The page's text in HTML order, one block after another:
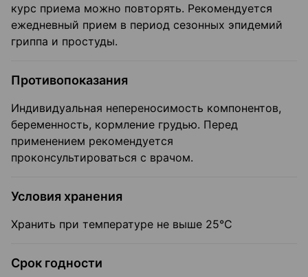
курс приема можно повторять. Рекомендуется
ежедневный прием в период сезонных эпидемий
гриппа и простуды.
Противопоказания
Индивидуальная непереносимость компонентов,
беременность, кормление грудью. Перед
применением рекомендуется
проконсультироваться с врачом.
Условия хранения
Хранить при температуре не выше 25°С
Срок годности